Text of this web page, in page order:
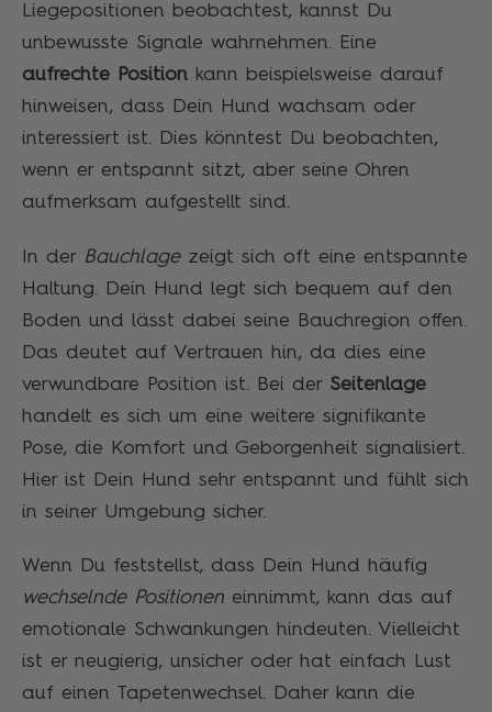
Liegepositionen beobachtest, kannst Du
unbewusste Signale wahrnehmen. Eine
aufrechte Position kann beispielsweise darauf
hinweisen, dass Dein Hund wachsam oder
interessiert ist. Dies könntest Du beobachten,
wenn er entspannt sitzt, aber seine Ohren
aufmerksam aufgestellt sind.
In der Bauchlagezeigt sich oft eine entspannte
Haltung. Dein Hund legt sich bequem auf den
Boden und lässt dabei seine Bauchregion offen.
Das deutet auf Vertrauen hin, da dies eine
verwundbare Position ist. Bei der Seitenlage
handelt es sich um eine weitere signifikante
Pose, die Komfort und Geborgenheit signalisiert.
Hier ist Dein Hund sehr entspannt und fühlt sich
in seiner Umgebung sicher.
Wenn Du feststellst, dass Dein Hund häufig
wechselnde Positionen einnimmt, kann das auf
emotionale Schwankungen hindeuten. Vielleicht
ist er neugierig, unsicher oder hat einfach Lust
auf einen Tapetenwechsel. Daher kann die